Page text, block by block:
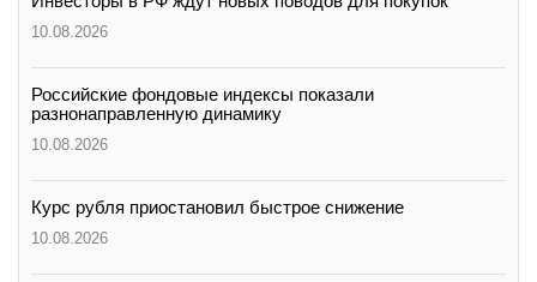
10.08.2026
Российские фондовые индексы показали
разнонаправленную динамику
10.08.2026
Курс рубля приостановил быстрое снижение
10.08.2026